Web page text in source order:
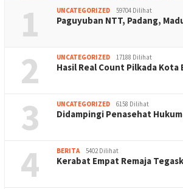
1 UNCATEGORIZED 59704 Dilihat
Paguyuban NTT, Padang,
2 UNCATEGORIZED 17188 Dilihat
Hasil Real Count Pilkada Kota
3 UNCATEGORIZED 6158 Dilihat
Didampingi Penasehat
4 BERITA 5402 Dilihat
Kerabat Empat Remaja